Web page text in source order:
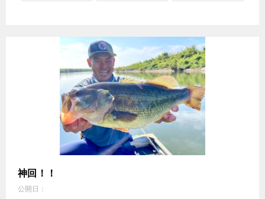
神回！！
公開日：